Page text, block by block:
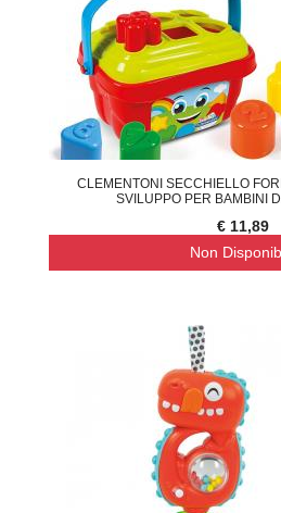
CLEMENTONI SECCHIELLO
SVILUPPO PER BAMBINI
€ 11,89
Non